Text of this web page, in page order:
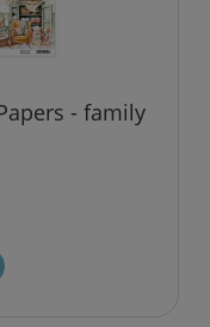
- family